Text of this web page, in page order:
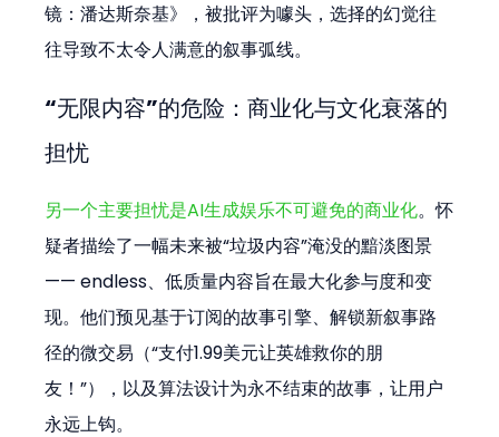
镜：潘达斯奈基》，被批评为噱头，选择的幻觉往
往导致不太令人满意的叙事弧线。
“无限内容”的危险：商业化与文化衰落的
担忧
另一个主要担忧是AI生成娱乐不可避免的商业化。怀
疑者描绘了一幅未来被“垃圾内容”淹没的黯淡图景
—— endless、低质量内容旨在最大化参与度和变
现。他们预见基于订阅的故事引擎、解锁新叙事路
径的微交易（“支付1.99美元让英雄救你的朋
友！”），以及算法设计为永不结束的故事，让用户
永远上钩。